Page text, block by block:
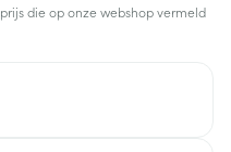
die op onze webshop vermeld